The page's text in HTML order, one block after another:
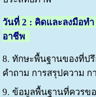
วันที่2 : คิดและลงมือท
อาชีพ
8. ทักษะพื้นฐานของที่ป
คำถาม การสรุปความ
9. ข้อมูลพื้นฐานที่ควรข